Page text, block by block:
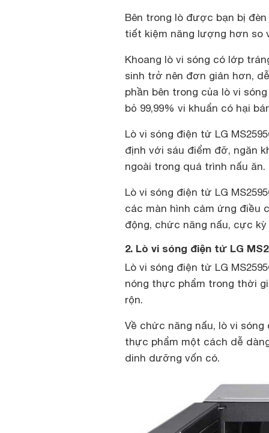
Bên trong lò được bạn bị
tiết kiệm năng lượng hơn so
Khoang lò vi sóng có lớp
sinh trở nên đơn giản hơn,
phần bên trong của lò vi
bỏ 99,99% vi khuẩn có hại
Lò vi sóng điện tử LG
định với sáu điểm đỡ, ngăn
ngoài trong quá trình nấu ăn.
Lò vi sóng điện tử LG
các màn hình cảm ứng điều
động, chức năng nấu, cực
2. Lò vi sóng điện tử LG
Lò vi sóng điện tử LG
nóng thực phẩm trong thời
rộn.
Về chức năng nấu, lò vi
thực phẩm một cách dễ
dinh dưỡng vốn có.